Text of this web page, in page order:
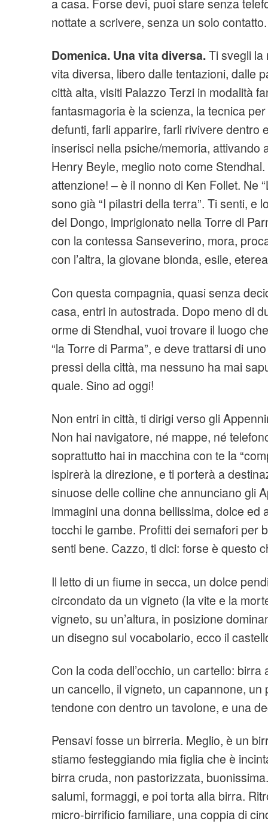
a casa. Forse devi, puoi stare senza
nottate a scrivere, senza un solo contatto.
Domenica. Una vita diversa.Ti svegli la
vita diversa, libero dalle tentazioni, dalle
città alta, visiti Palazzo Terzi in modalità
fantasmagoria è la scienza, la tecnica
defunti, farli apparire, farli rivivere dentro
inserisci nella psiche/memoria, attivando
Henry Beyle, meglio noto come
attenzione! – è il nonno di Ken Follet. Ne
sono già “I pilastri della terra”. Ti senti, e
del Dongo, imprigionato nella Torre di
con la contessa Sanseverino, mora,
con l’altra, la giovane bionda, esile,
Con questa compagnia, quasi senza
casa, entri in autostrada. Dopo meno di
orme di Stendhal, vuoi trovare il luogo
“la Torre di Parma”, e deve trattarsi di
pressi della città, ma nessuno ha mai
quale. Sino ad oggi!
Non entri in città, ti dirigi verso gli
Non hai navigatore, né mappe, né
soprattutto hai in macchina con te la
ispirerà la direzione, e ti porterà a
sinuose delle colline che annunciano gli
immagini una donna bellissima, dolce ed
tocchi le gambe. Profitti dei semafori per
senti bene. Cazzo, ti dici: forse è questo
Il letto di un fiume in secca, un dolce
circondato da un vigneto (la vite e la
vigneto, su un’altura, in posizione
un disegno sul vocabolario, ecco il
Con la coda dell’occhio, un cartello:
un cancello, il vigneto, un capannone, un
tendone con dentro un tavolone, e una
Pensavi fosse un birreria. Meglio, è un
stiamo festeggiando mia figlia che è
birra cruda, non pastorizzata,
salumi, formaggi, e poi torta alla birra.
micro-birrificio familiare, una coppia di